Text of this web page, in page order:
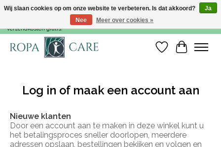
Voor 15:00 besteld, dezelfde werkdag nog verzonden! Vanaf €35,- zijn de
verzendkosten gratis!
Verlanglijst
Log in of maak een account aan
Nieuwe klanten
Door een account aan te maken in deze winkel kunt u
het betalingsproces sneller doorlopen, meerdere
adressen opslaan, bestellingen bekijken en volgen en
Wij slaan cookies op om onze website te verbeteren. Is dat akkoord?
Ja
Nee
Meer over cookies »